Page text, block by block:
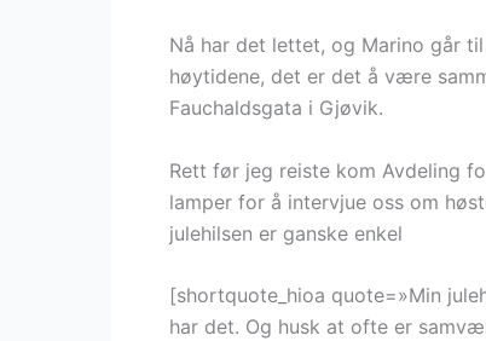
Nå har det lettet, og Marino går
høytidene, det er det å være
Fauchaldsgata i Gjøvik.
Rett før jeg reiste kom Avdeling
lamper for å intervjue oss om
julehilsen er ganske enkel
[shortquote_hioa quote=»Min
har det. Og husk at ofte er